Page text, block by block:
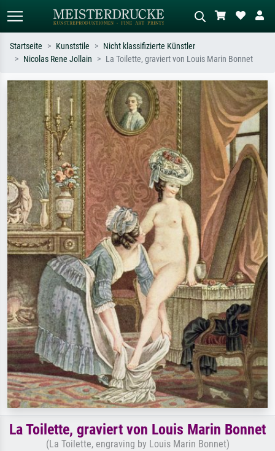
Suchen Sie nach Künstlern, Werktiteln
oder Stilen – z.B. Monet,
Sternennacht, Impressionismus, Welle
Hokusai, Akt.
Beschreiben Sie die Szene – z.B. Grüne
Wiese, Abstrakt mit viel Rot, Dunkles
Ölgemälde, Stehender Akt neben einem
Baum.
Startseite Kunststile
Nicht klassifizierte Künstler
Nicolas Rene Jollain
La Toilette, graviert von Louis Marin Bonnet
La Toilette, graviert von Louis Marin Bonnet
(La Toilette, engraving by Louis Marin Bonnet)